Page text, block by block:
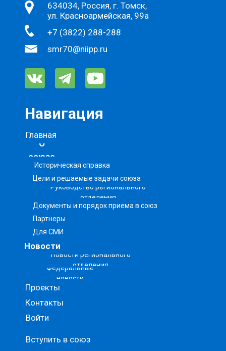
634034, Россия, г. Томск,
ул. Красноармейская, 99а
+7 (3822) 288-288
smr70@niipp.ru
О
союзе
Новости
Проекты
Контакты
Навигация
Главная
Войти
Вступить в союз
Историческая справка
Цели и решаемые задачи союза
Руководство регионального
отделения
Документы и порядок приема в союз
Партнеры
Для СМИ
Новости регионального
отделения
Федеральные
новости